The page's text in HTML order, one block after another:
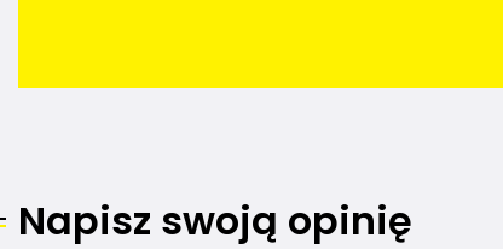
Napisz swoją opinię